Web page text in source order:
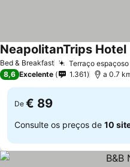
Bed & Breakfast Terraço
NeapolitanTrips Hotel
8,6 Excelente 1.361 a 0.7
De € 89
Consulte os preços de 10